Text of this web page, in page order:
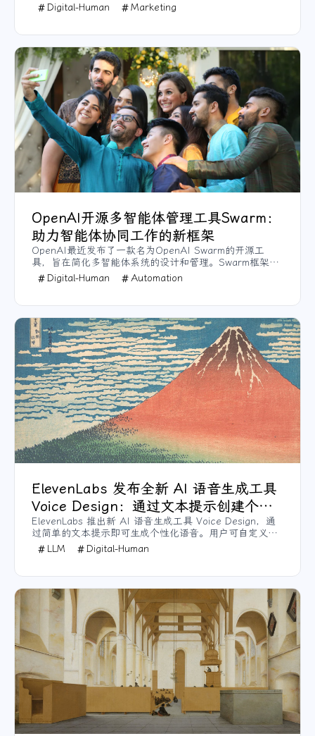
角扩散模型生成多视角RGB图像，然后使用基于
换为3D模型。该模型有轻量版和标准版可选，轻量版适合
快速建模，标准版则能生成更高质量的3D模型。
Digital-Human Marketing
OpenAI开源多智能体管理工具Swarm：
助力智能体协同工作的新框架
OpenAI最近发布了一款名为OpenAI Swarm的开源工
具，旨在简化多智能体系统的设计和管理。Swarm框架专
为开发人员提供轻量级、易于控制的工具集，用于协作处
理复杂的工作流和任务。本文将介绍Swarm的核心概念、
Digital-Human Automation
ElevenLabs 发布全新 AI 语音生成工具
Voice Design：通过文本提示创建个性
化语音
ElevenLabs 推出新 AI 语音生成工具 Voice Design，通
过简单的文本提示即可生成个性化语音。用户可自定义语
音的年龄、口音、性别、语调等特征，还能创建具有神话
或科幻角色特征的声音，广泛适用于广告、游戏、播客等
生成功能。
LLM Digital-Human